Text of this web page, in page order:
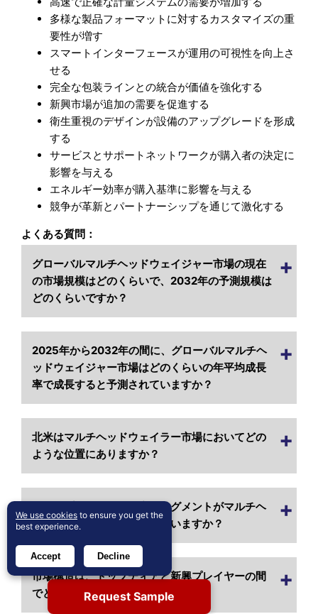
多様な製品フォーマットに対するカスタマイズの重
要性が増す
スマートインターフェースが運用の可視性を向上さ
せる
完全な包装ラインとの統合が価値を強化する
新興市場が追加の需要を促進する
衛生重視のデザインが設備のアップグレードを形成
する
サービスとサポートネットワークが購入者の決定に
影響を与える
エネルギー効率が購入基準に影響を与える
競争が革新とパートナーシップを通じて激化する
よくある質問：
グローバルマルチヘッドウェイジャー市場の現在
の市場規模はどのくらいで、2032年の予測規模は
どのくらいですか？
2025年から2032年の間に、グローバルマルチヘ
ッドウェイジャー市場はどのくらいの年平均成長
率で成長すると予測されていますか？
北米はマルチヘッドウェイラー市場においてどの
ような位置にありますか？
どのアプリケーション産業セグメントがマルチヘ
ッドウェイア市場を支配していますか？
市場構造は、トップティアと新興プレイヤーの間
でどのように比較されますか？
Request Sample
We use cookies to ensure you get the
best experience.
Accept Decline